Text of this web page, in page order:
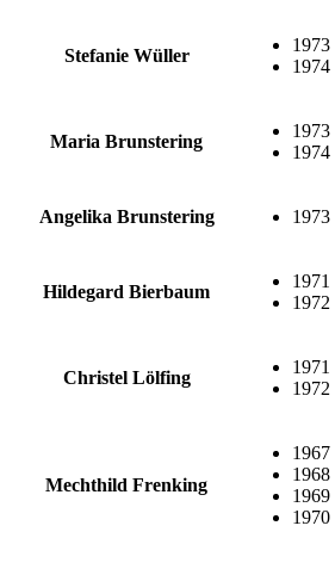
Stefanie Wüller
1973
1974
Maria Brunstering
1973
1974
Angelika Brunstering 1973
Hildegard Bierbaum
1971
1972
Christel Lölfing
1971
1972
Mechthild Frenking
1967
1968
1969
1970